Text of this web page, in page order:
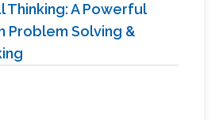
Thinking: A Powerful
Problem Solving &